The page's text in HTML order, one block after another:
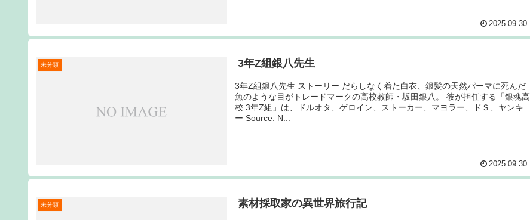
2025.09.30
未分類 3年Z組銀八先生
3年Z組銀八先生 ストーリー だらしなく着た白衣、銀髪の天然パーマに死んだ
魚のような目がトレードマークの高校教師・坂田銀八。 彼が担任する「銀魂高
校 3年Z組」は、ドルオタ、ゲロイン、ストーカー、マヨラー、ドＳ、ヤンキ
ー Source: N...
2025.09.30
未分類 素材採取家の異世界旅行記